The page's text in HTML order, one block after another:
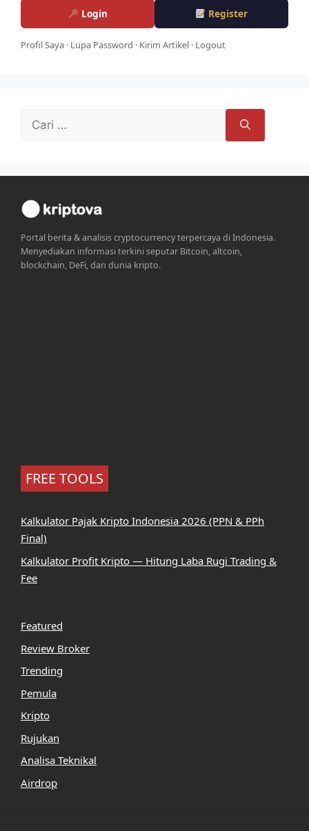
Login Register
Profil Saya · Lupa Password · Kirim Artikel · Logout
untuk:
Portal berita & analisis cryptocurrency terpercaya di Indonesia.
Menyediakan informasi terkini seputar Bitcoin, altcoin,
blockchain, DeFi, dan dunia kripto.
FREE TOOLS
Kalkulator Pajak Kripto Indonesia 2026 (PPN & PPh
Final)
Kalkulator Profit Kripto — Hitung Laba Rugi Trading &
Fee
Featured
Review Broker
Trending
Pemula
Kripto
Rujukan
Analisa Teknikal
Airdrop